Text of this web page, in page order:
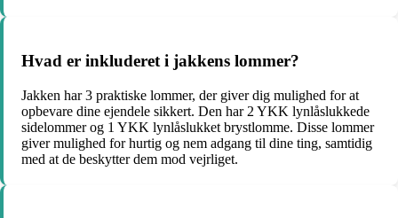
Hvad er inkluderet i jakkens lommer?
Jakken har 3 praktiske lommer, der giver dig mulighed for at
opbevare dine ejendele sikkert. Den har 2 YKK lynlåslukkede
sidelommer og 1 YKK lynlåslukket brystlomme. Disse lommer
giver mulighed for hurtig og nem adgang til dine ting, samtidig
med at de beskytter dem mod vejrliget.